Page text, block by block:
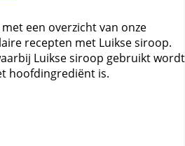
een overzicht van onze
recepten met Luikse siroop.
Luikse siroop gebruikt wordt
hoofdingrediënt is.